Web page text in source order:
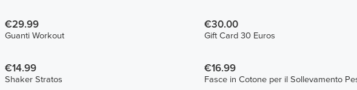
€29.99
Guanti Workout
€30.00
Gift Card 30 Euros
€14.99
Shaker Stratos
€16.99